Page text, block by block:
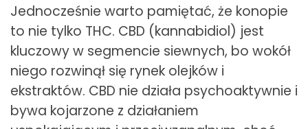
Jednocześnie warto pamiętać, że konopie
to nie tylko THC. CBD (kannabidiol) jest
kluczowy w segmencie siewnych, bo wokół
niego rozwinął się rynek olejków i
ekstraktów. CBD nie działa psychoaktywnie i
bywa kojarzone z działaniem